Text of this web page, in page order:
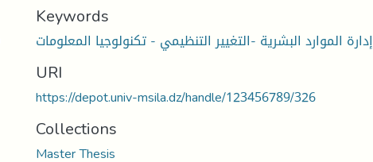
Keywords
إدارة الموارد البشرية -التغيير التنظيمي - تكنولوجيا المعلومات
URI
https://depot.univ-msila.dz/handle/123456789/326
Collections
Master Thesis